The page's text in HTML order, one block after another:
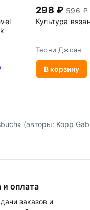
298
596
Культура
Терни Джоан
В корзину
(авторы: Kopp
и оплата
заказов и